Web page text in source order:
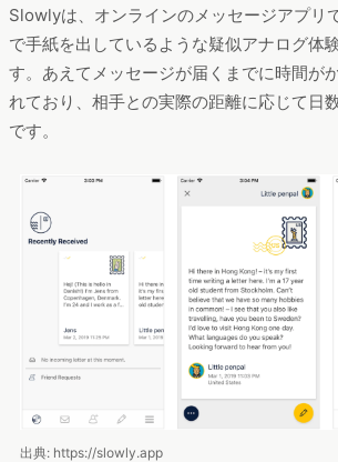
Slowlyは、オンラインのメッセージアプリ
で手紙を出しているような疑似アナログ体
す。あえてメッセージが届くまでに時間が
れており、相手との実際の距離に応じて日
です。
出典: https://slowly.app